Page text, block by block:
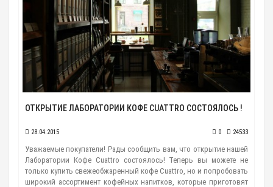
ОТКРЫТИЕ ЛАБОРАТОРИИ КОФЕ CUATTRO СОСТОЯЛОСЬ !
28.04.2015 0 24533
Уважаемые покупатели! Рады сообщить вам, что открытие нашей
Лаборатории Кофе Cuattro состоялось! Теперь вы можете не
только купить свежеобжаренный кофе Cuattro, но и попробовать
широкий ассортимент кофейных напитков, которые приготовят